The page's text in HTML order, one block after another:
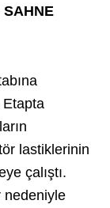
SAHNE
Etapta
lastiklerinin
çalıştı.
nedeniyle